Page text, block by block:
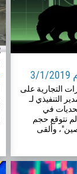
التجارية على
التنفيذي لـ
في
لم نتوقع حجم
وألقى